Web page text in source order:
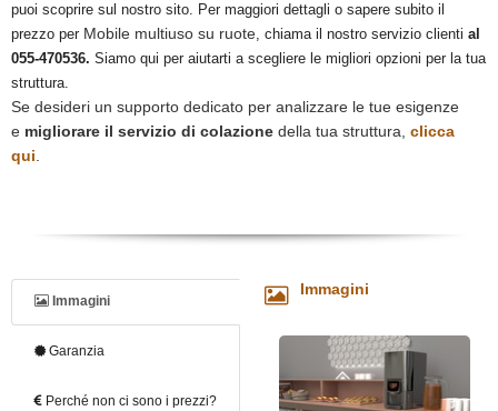
puoi scoprire sul nostro sito. Per maggiori dettagli o sapere subito il
prezzo per Mobile multiuso su ruote, chiama il nostro servizio clienti al
055-470536. Siamo qui per aiutarti a scegliere le migliori opzioni per la tua
struttura.
Se desideri un supporto dedicato per analizzare le tue esigenze
e migliorare il servizio di colazione della tua struttura, clicca
qui.
Immagini
Garanzia
Perché non ci sono i prezzi?
Immagini